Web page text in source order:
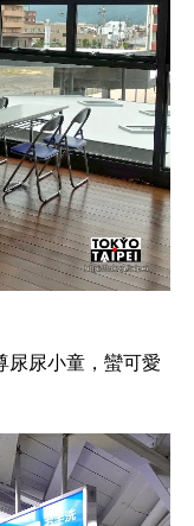
尿尿小童，蠻可愛